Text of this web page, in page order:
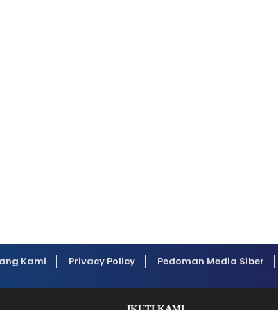
Kami Privacy Policy Pedoman Media Siber